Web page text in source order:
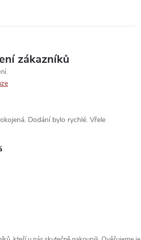
zákazníků
Dodání bylo rychlé. Vřele